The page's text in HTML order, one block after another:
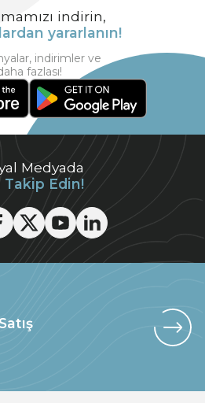
Medyada
Takip Edin!
indirin,
yararlanın!
indirimler ve
fazlası!